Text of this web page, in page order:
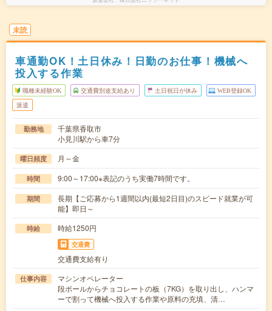
未読
車通勤OK！土日休み！日勤のお仕事！機械へ
投入する作業
職種未経験OK 交通費別途支給あり 土日祝日が休み WEB登録OK
派遣
勤務地
千葉県香取市
小見川駅から車7分
曜日頻度 月～金
時間 9:00～17:00※表記のうち実働7時間です。
期間
長期【ご応募から1週間以内(最短2日目)のスピード就業が可
能】即日～
時給 時給1250円
交通費
交通費支給有り
仕事内容
マシンオペレーター
段ボールからチョコレートの板（7KG）を取り出し、ハンマ
ーで割って機械へ投入する作業や原料の充填、清…